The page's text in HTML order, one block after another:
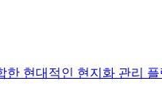
한 현대적인 현지화 관리